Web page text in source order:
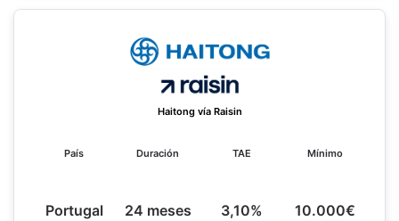
Haitong vía Raisin
País
Portugal
Duración
24 meses
TAE
3,10%
Mínimo
10.000€